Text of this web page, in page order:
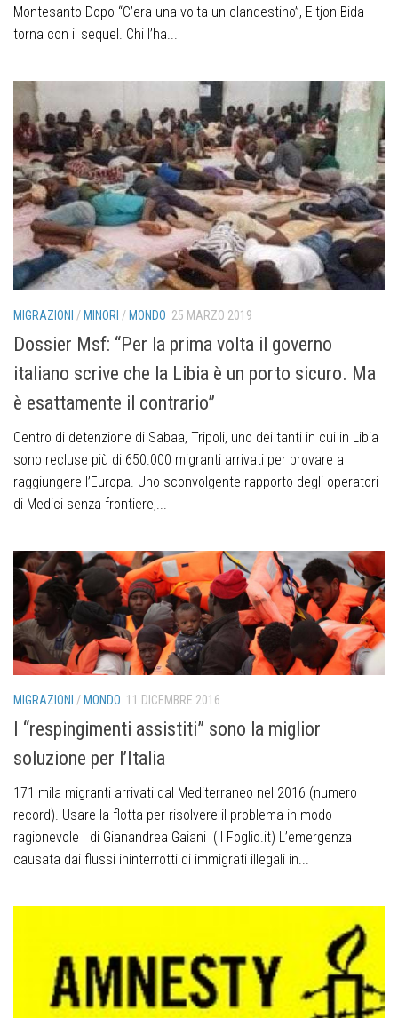
Montesanto Dopo “C’era una volta un clandestino”, Eltjon Bida
torna con il sequel. Chi l’ha...
MIGRAZIONI /MINORI /MONDO 25 MARZO 2019
Dossier Msf: “Per la prima volta il governo
italiano scrive che la Libia è un porto sicuro. Ma
è esattamente il contrario”
Centro di detenzione di Sabaa, Tripoli, uno dei tanti in cui in Libia
sono recluse più di 650.000 migranti arrivati per provare a
raggiungere l’Europa. Uno sconvolgente rapporto degli operatori
di Medici senza frontiere,...
MIGRAZIONI /MONDO 11 DICEMBRE 2016
I “respingimenti assistiti” sono la miglior
soluzione per l’Italia
171 mila migranti arrivati dal Mediterraneo nel 2016 (numero
record). Usare la flotta per risolvere il problema in modo
ragionevole di Gianandrea Gaiani (Il Foglio.it) L’emergenza
causata dai flussi ininterrotti di immigrati illegali in...